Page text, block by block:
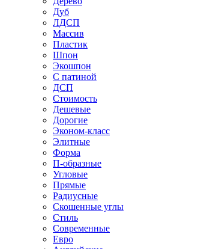
Дуб
ЛДСП
Массив
Пластик
Шпон
Экошпон
С патиной
ДСП
Стоимость
Дешевые
Дорогие
Эконом-класс
Элитные
Форма
П-образные
Угловые
Прямые
Радиусные
Скошенные углы
Стиль
Современные
Евро